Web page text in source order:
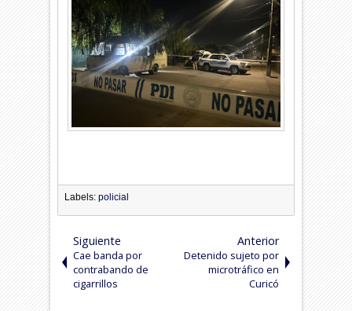
Labels:policial
Siguiente
Cae banda por
contrabando de
cigarrillos
Anterior
Detenido sujeto por
microtráfico en
Curicó